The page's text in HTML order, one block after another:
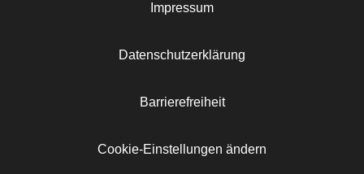
Impressum
Datenschutzerklärung
Barrierefreiheit
Cookie-Einstellungen ändern